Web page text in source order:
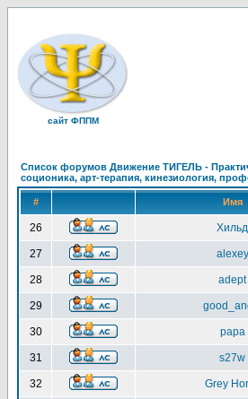
сайт ФППМ
Список форумов Движение ТИГЕЛЬ -
соционика, арт-терапия, кинезиология,
# Имя
26 Хильд
27 alexey
28 adept
29
30 papa
31 s27w
32 Grey